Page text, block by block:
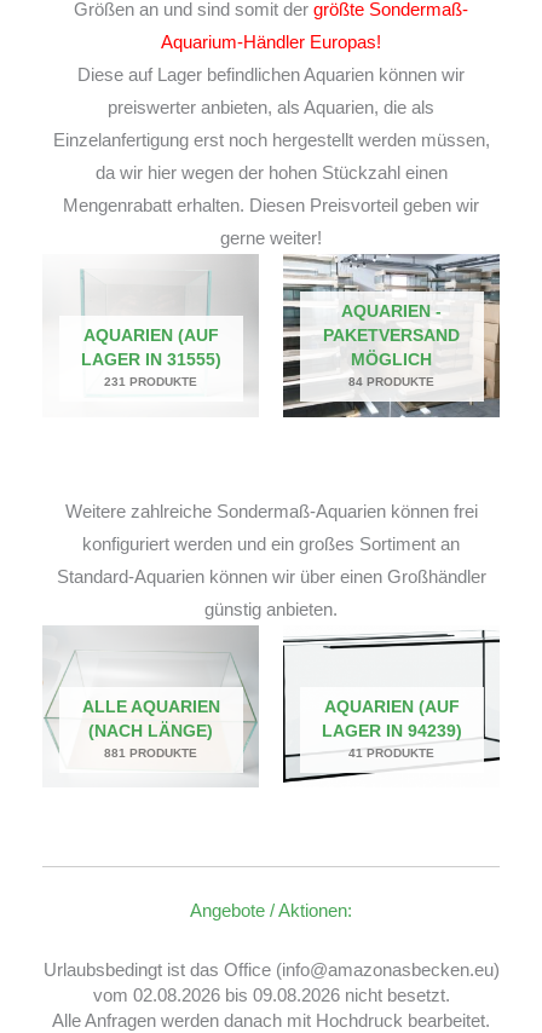
Größen an und sind somit der größte Sondermaß-
Aquarium-Händler Europas!
Diese auf Lager befindlichen Aquarien können wir
preiswerter anbieten, als Aquarien, die als
Einzelanfertigung erst noch hergestellt werden müssen,
da wir hier wegen der hohen Stückzahl einen
Mengenrabatt erhalten. Diesen Preisvorteil geben wir
gerne weiter!
AQUARIEN (AUF
LAGER IN 31555)
231 PRODUKTE
AQUARIEN -
PAKETVERSAND
MÖGLICH
84 PRODUKTE
Weitere zahlreiche Sondermaß-Aquarien können frei
konfiguriert werden und ein großes Sortiment an
Standard-Aquarien können wir über einen Großhändler
günstig anbieten.
ALLE AQUARIEN
(NACH LÄNGE)
881 PRODUKTE
AQUARIEN (AUF
LAGER IN 94239)
41 PRODUKTE
Angebote / Aktionen:
Urlaubsbedingt ist das Office (info@amazonasbecken.eu)
vom 02.08.2026 bis 09.08.2026 nicht besetzt.
Alle Anfragen werden danach mit Hochdruck bearbeitet.